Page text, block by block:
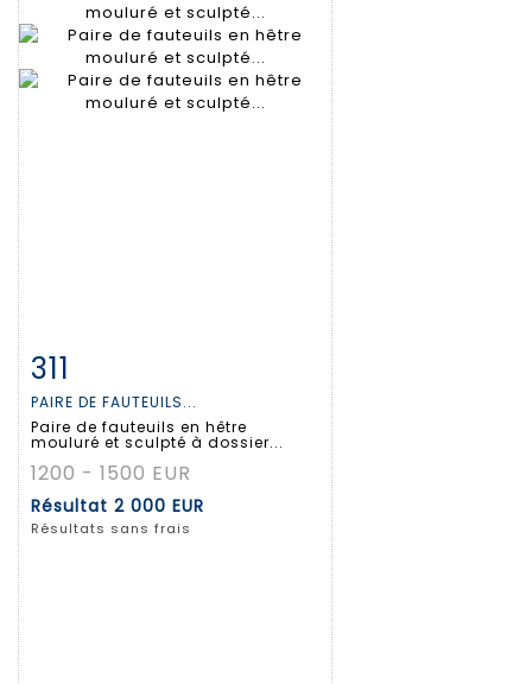
Fiche détaillée
311
PAIRE DE FAUTEUILS...
Paire de fauteuils en hêtre
mouluré et sculpté à dossier...
1200 - 1500 EUR
Résultat 2 000 EUR
Résultats sans frais